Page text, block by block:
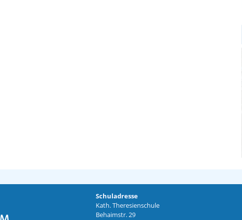
Schuladresse
Kath. Theresienschule
Behaimstr. 29